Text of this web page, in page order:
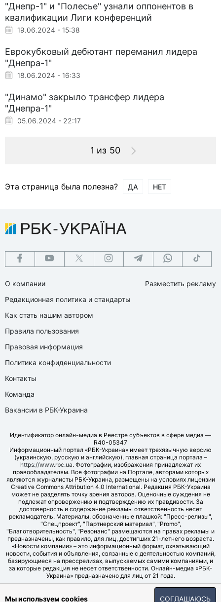
"Днепр-1" и "Полесье" узнали оппонентов в
квалификации Лиги конференций
19.06.2024 - 15:38
Еврокубковый дебютант переманил лидера
"Днепра-1"
18.06.2024 - 16:33
"Динамо" закрыло трансфер лидера
"Днепра-1"
05.06.2024 - 22:17
1 из 50
Эта страница была полезна? ДА НЕТ
О компании
Редакционная политика и стандарты
Как стать нашим автором
Правила пользования
Правовая информация
Политика конфиденциальности
Контакты
Команда
Вакансии в РБК-Украина
Разместить рекламу
Идентификатор онлайн-медиа в Реестре субъектов в сфере медиа —
R40-05347
Информационный портал «РБК-Украина» имеет трехязычную версию
(украинскую, русскую и английскую), главная страница портала –
https://www.rbc.ua. Фотографии, изображения принадлежат их
правообладателям. Все фотографии на Портале, авторами которых
являются журналисты РБК-Украина, размещены на условиях лицензии
Creative Commons Attribution 4.0 International. Редакция РБК-Украина
может не разделять точку зрения авторов. Оценочные суждения не
подлежат опровержению и подтверждению их правдивости. За
достоверность и содержание рекламы ответственность несет
рекламодатель. Материалы, обозначенные плашкой: "Пресс-релизы",
"Спецпроект", "Партнерский материал", "Promo",
"Благотворительность", "Резонанс" размещаются на правах рекламы и
предназначены, как правило, для лиц, достигших 21-летнего возраста.
«Новости компании» – это информационный формат, охватывающий
новости, события и объявления, связанные с деятельностью компаний,
базирующиеся на прессрелизах, выпускаемых самими компаниями, и
за которые редакция не несет ответственности. Онлайн-медиа «РБК-
Украина» предназначено для лиц от 21 года.
© LLC "UBT MEDIA", 2006-2026.
Мы используем cookies СОГЛАШАЮСЬ